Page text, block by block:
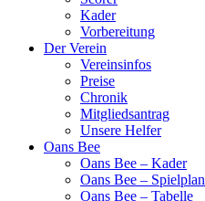
Kader
Vorbereitung
Der Verein
Vereinsinfos
Preise
Chronik
Mitgliedsantrag
Unsere Helfer
Oans Bee
Oans Bee – Kader
Oans Bee – Spielplan
Oans Bee – Tabelle